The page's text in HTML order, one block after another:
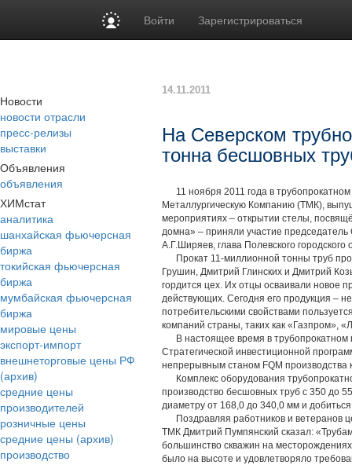
Войти Зарегистрироваться
Новости
новости отрасли
пресс-релизы
выставки
Объявления
объявления
ХИМстат
аналитика
шанхайская фьючерсная
биржа
токийская фьючерсная
биржа
мумбайская фьючерсная
биржа
мировые цены
экспорт-импорт
внешнеторговые цены РФ
(архив)
средние цены
производителей
розничные цены
средние цены (архив)
производство
14.11.2011
На Северском
тонна бесшовных
11 ноября 2011 года в
Металлургическую Компанию (ТМК),
мероприятиях – открытии стелы,
домна» – приняли участие
А.Г.Ширяев, глава Полевского
Прокат 11-миллионной тонны труб
Грушин, Дмитрий Глинских и Дмитрий
гордится цех. Их отцы осваивали новое
действующих. Сегодня его продукция –
потребительскими свойствами
компаний страны, таких как «Газпром»,
В настоящее время в трубопрокатном
Стратегической инвестиционной
непрерывным станом FQM
Комплекс оборудования
производство бесшовных труб с 350 до
диаметру от 168,0 до 340,0 мм и
Поздравляя работников и ветеранов
ТМК Дмитрий Пумпянский сказал:
большинство скважин на
было на высоте и удовлетворяло